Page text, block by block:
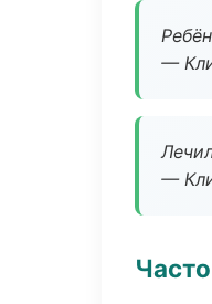
—
—